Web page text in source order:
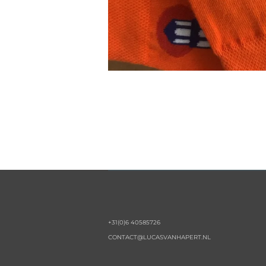
+31(0)6 40585726
CONTACT@LUCASVANHAPERT.NL